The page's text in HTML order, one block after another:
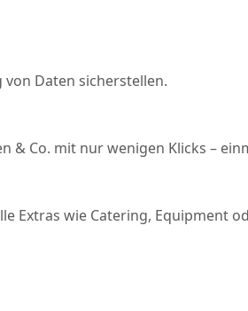
Daten sicherstellen.
& Co. mit nur wenigen Klicks –
Extras wie Catering, Equipment